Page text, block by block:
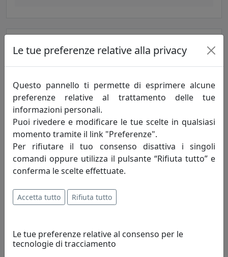
BILANCERE COLLEZIONE LECCO C1296
Ferroluce
Le tue preferenze relative alla privacy
Questo pannello ti permette di esprimere alcune
preferenze relative al trattamento delle tue
informazioni personali.
Puoi rivedere e modificare le tue scelte in qualsiasi
momento tramite il link "Preferenze".
Per rifiutare il tuo consenso disattiva i singoli
comandi oppure utilizza il pulsante “Rifiuta tutto” e
conferma le scelte effettuate.
Accetta tutto Rifiuta tutto
Le tue preferenze relative al consenso per le
tecnologie di tracciamento